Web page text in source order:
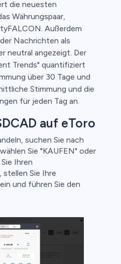
die neuesten
Währungspaar,
Außerdem
Nachrichten als
neutral angezeigt. Der
Trends" quantifiziert
über 30 Tage und
Stimmung und die
für jeden Tag an.
auf eToro
suchen Sie nach
Sie "KAUFEN" oder
Ihren
Sie Ihre
und führen Sie den